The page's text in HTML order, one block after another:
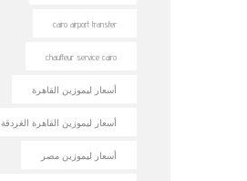
cairo airport transfer
chauffeur service cairo
أسعار ليموزين القاهرة
أسعار ليموزين القاهرة الغردقة
أسعار ليموزين مصر